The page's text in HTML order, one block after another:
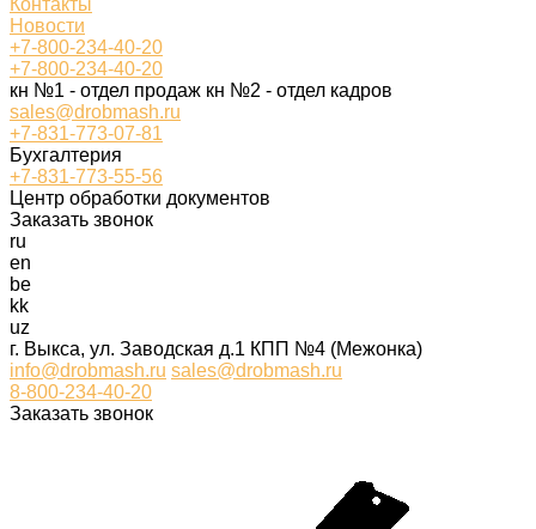
Контакты
Новости
+7-800-234-40-20
+7-800-234-40-20
кн №1 - отдел продаж кн №2 - отдел кадров
sales@drobmash.ru
+7-831-773-07-81
Бухгалтерия
+7-831-773-55-56
Центр обработки документов
Заказать звонок
ru
en
be
kk
uz
г. Выкса, ул. Заводская д.1 КПП №4 (Межонка)
info@drobmash.ru sales@drobmash.ru
8-800-234-40-20
Заказать звонок